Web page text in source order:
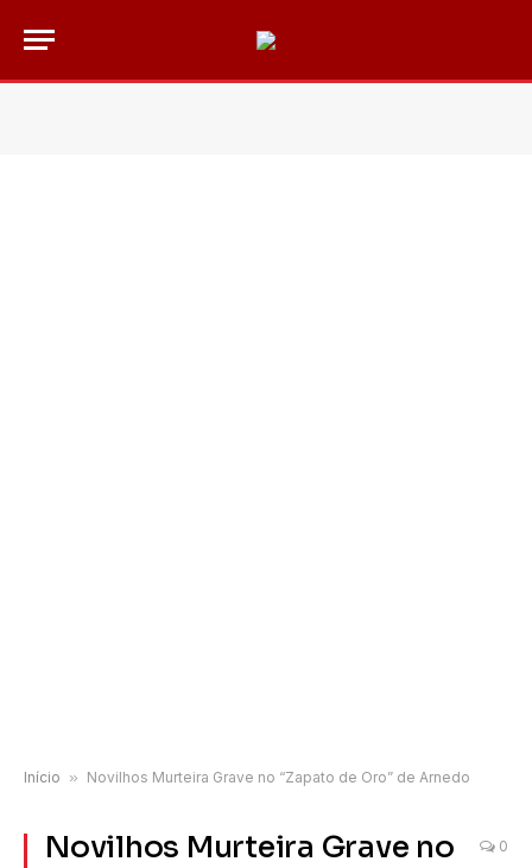
Início » Novilhos Murteira Grave no “Zapato de Oro” de Arnedo
Novilhos Murteira Grave no
0